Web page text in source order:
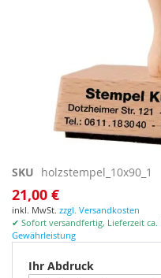
Zum
Anfang
der
Bildgalerie
springen
SKU holzstempel_10x90_1
21,00 €
inkl. MwSt. zzgl. Versandkosten
✔ Sofort versandfertig, Lieferzeit ca.
Gewährleistung
Ihr Abdruck